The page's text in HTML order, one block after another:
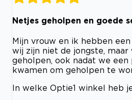
Netjes geholpen en goede
Mijn vrouw en ik hebben
wij zijn niet de jongste,
geholpen, ook nadat we
kwamen om geholpen te
In welke Optie1 winkel heb